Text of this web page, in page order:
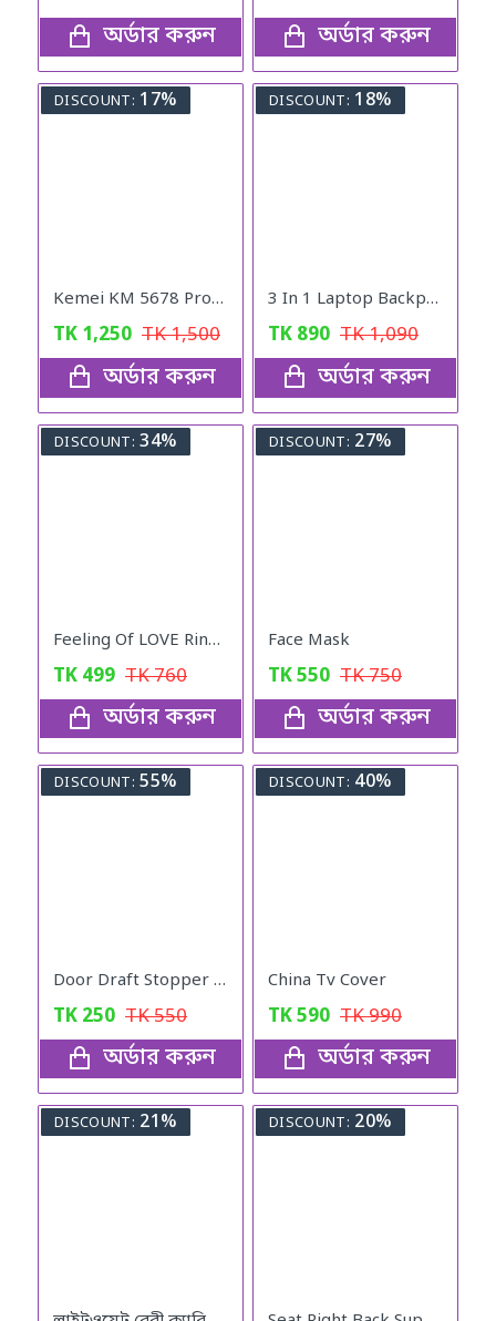
অর্ডার করুন অর্ডার করুন
DISCOUNT: 17%
Kemei KM 5678 Professional Hair Clipper & Trimmer
TK 1,250 TK1,500
অর্ডার করুন
DISCOUNT: 18%
3 In 1 Laptop Backpack Travelling Bag
TK 890 TK1,090
অর্ডার করুন
DISCOUNT: 34%
Feeling Of LOVE Ring for women
TK 499 TK760
অর্ডার করুন
DISCOUNT: 27%
Face Mask
TK550 TK750
অর্ডার করুন
DISCOUNT: 55%
Door Draft Stopper Foam
TK 250 TK550
অর্ডার করুন
DISCOUNT: 40%
China Tv Cover
TK590 TK990
অর্ডার করুন
DISCOUNT: 21% DISCOUNT: 20%